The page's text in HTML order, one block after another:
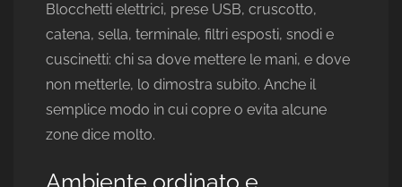
Blocchetti elettrici, prese USB, cruscotto,
catena, sella, terminale, filtri esposti, snodi e
cuscinetti: chi sa dove mettere le mani, e dove
non metterle, lo dimostra subito. Anche il
semplice modo in cui copre o evita alcune
zone dice molto.